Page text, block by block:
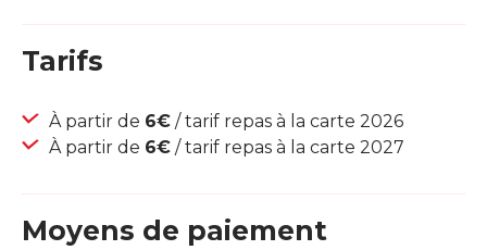
Tarifs
À partir de 6€ / tarif repas à la carte 2026
À partir de 6€ / tarif repas à la carte 2027
Moyens de paiement